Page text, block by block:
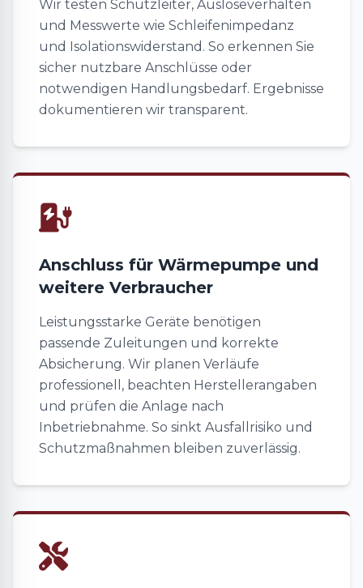
Wir testen Schutzleiter, Auslöseverhalten
und Messwerte wie Schleifenimpedanz
und Isolationswiderstand. So erkennen Sie
sicher nutzbare Anschlüsse oder
notwendigen Handlungsbedarf. Ergebnisse
dokumentieren wir transparent.
Anschluss für Wärmepumpe und
weitere Verbraucher
Leistungsstarke Geräte benötigen
passende Zuleitungen und korrekte
Absicherung. Wir planen Verläufe
professionell, beachten Herstellerangaben
und prüfen die Anlage nach
Inbetriebnahme. So sinkt Ausfallrisiko und
Schutzmaßnahmen bleiben zuverlässig.